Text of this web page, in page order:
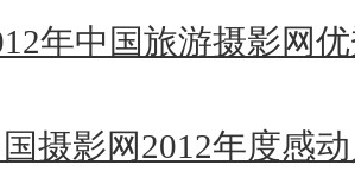
年中国旅游摄影网优
摄影网2012年度感